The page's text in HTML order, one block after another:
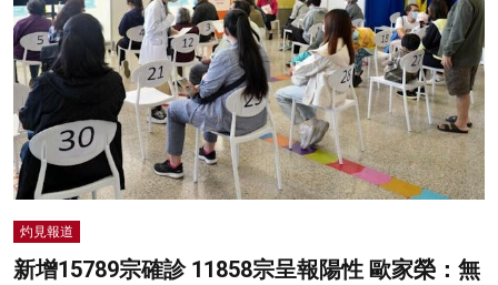
灼見報道
新增15789宗確診 11858宗呈報陽性 歐家榮：無